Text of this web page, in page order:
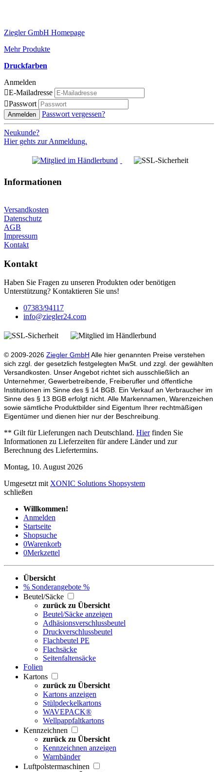
Ziegler GmbH Homepage
Mehr Produkte
Druckfarben
Anmelden
E-Mailadresse
Passwort
Anmelden Passwort vergessen?
Neukunde?
Hier gehts zur Anmeldung.
Informationen
Versandkosten
Datenschutz
AGB
Impressum
Kontakt
Kontakt
Haben Sie Fragen zu unseren Produkten oder benötigen
Unterstützung? Kontaktieren Sie uns!
07383/94117
info@ziegler24.com
© 2009-2026 Ziegler GmbH Alle hier genannten Preise verstehen
sich zzgl. der gesetzlich festgelegten MwSt. und zzgl. der gewählten
Versandkosten. Unser Angebot richtet sich ausschließlich an
Unternehmer, Gewerbetreibende, Freiberufler und öffentliche
Institutionen im Sinne des § 14 BGB. Ein Verkauf an Verbraucher im
Sinne des § 13 BGB erfolgt nicht. Alle Markennamen, Warenzeichen
sowie sämtliche Produktbilder sind Eigentum Ihrer rechtmäßigen
Eigentümer und dienen hier nur der Beschreibung.
** Gilt für Lieferungen nach Deutschland. Hierfinden Sie
Informationen zu Lieferzeiten für andere Länder und zur
Berechnung des Liefertermins.
Montag, 10. August 2026
Umgesetzt mit XONIC Solutions Shopsystem
schließen
Willkommen!
Anmelden
Startseite
Shopsuche
0Warenkorb
0Merkzettel
Übersicht
% Sonderangebote %
Beutel/Säcke
zurück zu Übersicht
Beutel/Säcke anzeigen
Adhäsionsverschlussbeutel
Druckverschlussbeutel
Flachbeutel PE
Flachsäcke
Seitenfaltensäcke
Folien
Kartons
zurück zu Übersicht
Kartons anzeigen
Stülpdeckelkartons
WAVEPACK®
Wellpappfaltkartons
Kennzeichnen
zurück zu Übersicht
Kennzeichnen anzeigen
Warnbänder
Luftpolstermaschinen